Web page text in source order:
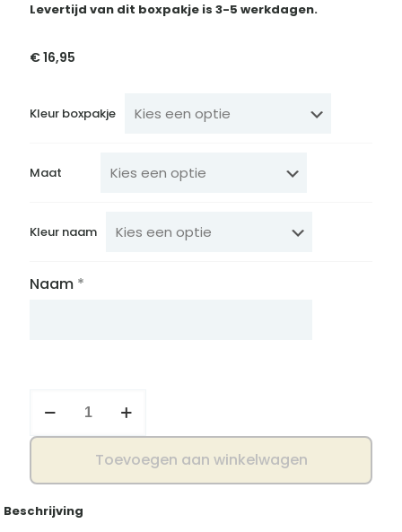
Levertijd van dit boxpakje is 3-5 werkdagen.
€16,95
Kleur boxpakje
Maat
Kleur naam
Naam *
reiziger
Toevoegen aan winkelwagen
Beschrijving